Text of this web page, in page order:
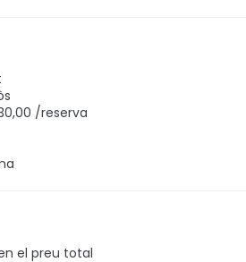
/reserva
el preu total